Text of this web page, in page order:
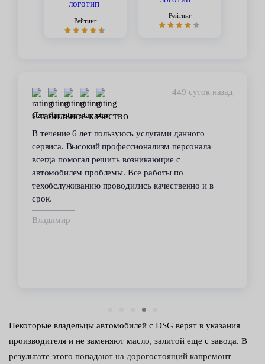
Рейтинг
Рейтинг
449 суток назад
Стабильное качество
В течение 6 лет пользуюсь услугами данного
сервиса. Высокий профессионализм персонала
всегда помогал решить возникающие с
автомобилем проблемы. Все работы по
техобслуживанию проводились качественно и в
срок.
Владимир
Некоторые владельцы автомобилей с DSG верят в указания
производителя и не заменяют масло, залитой еще с завода. В
результате этого попадают на дорогостоящий капремонт